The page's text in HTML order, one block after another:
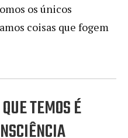
os únicos
coisas que fogem
TEMOS É